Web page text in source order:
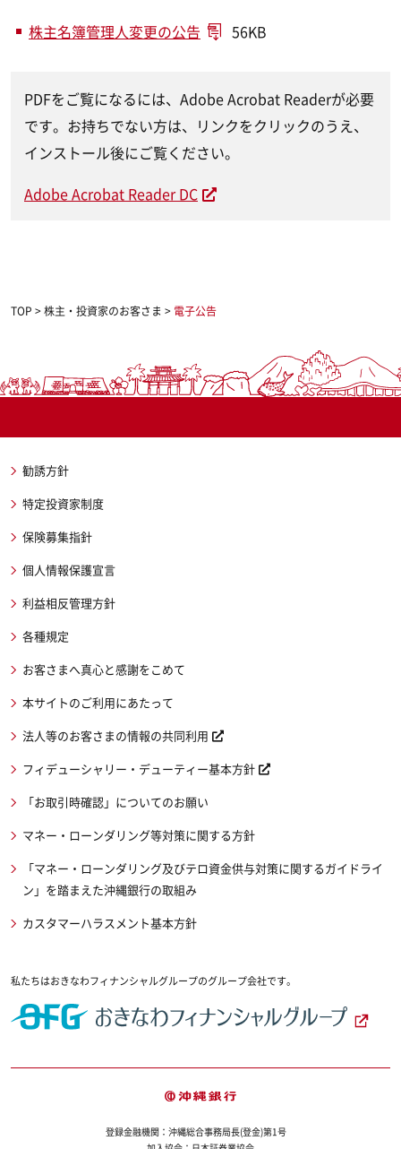
株主名簿管理人変更の公告 56KB
PDFをご覧になるには、Adobe Acrobat Readerが必要
です。お持ちでない方は、リンクをクリックのうえ、
インストール後にご覧ください。
Adobe Acrobat Reader DC
TOP >株主・投資家のお客さま > 電子公告
私たちはおきなわフィナンシャルグループのグループ会社です。
勧誘方針
特定投資家制度
保険募集指針
個人情報保護宣言
利益相反管理方針
各種規定
お客さまへ真心と感謝をこめて
本サイトのご利用にあたって
法人等のお客さまの情報の共同利用
フィデューシャリー・デューティー基本方針
「お取引時確認」についてのお願い
マネー・ローンダリング等対策に関する方針
「マネー・ローンダリング及びテロ資金供与対策に関するガイドライ
ン」を踏まえた沖縄銀行の取組み
カスタマーハラスメント基本方針
登録金融機関：沖縄総合事務局長(登金)第1号